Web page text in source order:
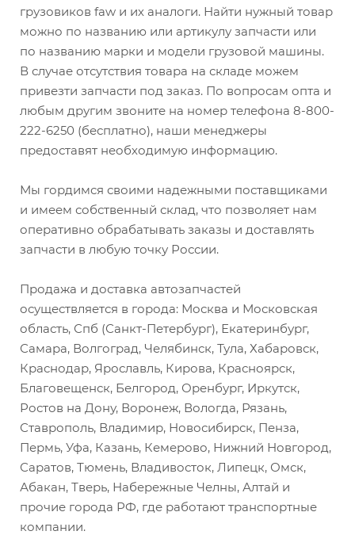
грузовиков faw и их аналоги. Найти нужный товар
можно по названию или артикулу запчасти или
по названию марки и модели грузовой машины.
В случае отсутствия товара на складе можем
привезти запчасти под заказ. По вопросам опта и
любым другим звоните на номер телефона 8-800-
222-6250 (бесплатно), наши менеджеры
предоставят необходимую информацию.
Мы гордимся своими надежными поставщиками
и имеем собственный склад, что позволяет нам
оперативно обрабатывать заказы и доставлять
запчасти в любую точку России.
Продажа и доставка автозапчастей
осуществляется в города: Москва и Московская
область, Спб (Санкт-Петербург), Екатеринбург,
Самара, Волгоград, Челябинск, Тула, Хабаровск,
Краснодар, Ярославль, Кирова, Красноярск,
Благовещенск, Белгород, Оренбург, Иркутск,
Ростов на Дону, Воронеж, Вологда, Рязань,
Ставрополь, Владимир, Новосибирск, Пенза,
Пермь, Уфа, Казань, Кемерово, Нижний Новгород,
Саратов, Тюмень, Владивосток, Липецк, Омск,
Абакан, Тверь, Набережные Челны, Алтай и
прочие города РФ, где работают транспортные
компании.